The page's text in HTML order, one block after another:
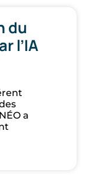
du
l’IA
a